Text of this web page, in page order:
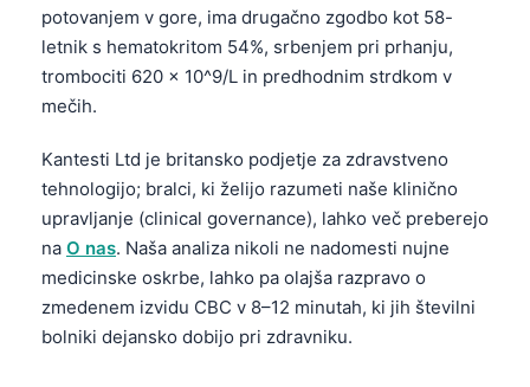
potovanjem v gore, ima drugačno zgodbo kot 58-
letnik s hematokritom 54%, srbenjem pri prhanju,
trombociti 620 x 10^9/L in predhodnim strdkom v
mečih.
Kantesti Ltd je britansko podjetje za zdravstveno
tehnologijo; bralci, ki želijo razumeti naše klinično
upravljanje (clinical governance), lahko več preberejo
na O nas. Naša analiza nikoli ne nadomesti nujne
medicinske oskrbe, lahko pa olajša razpravo o
zmedenem izvidu CBC v 8–12 minutah, ki jih številni
bolniki dejansko dobijo pri zdravniku.